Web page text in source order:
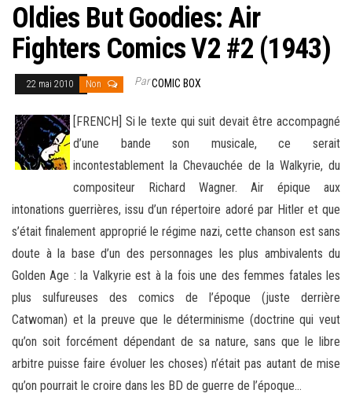
Oldies But Goodies: Air
Fighters Comics V2 #2 (1943)
22 mai 2010 Non ParCOMIC BOX
[FRENCH] Si le texte qui suit devait être accompagné
d’une bande son musicale, ce serait
incontestablement la Chevauchée de la Walkyrie, du
compositeur Richard Wagner. Air épique aux
intonations guerrières, issu d’un répertoire adoré parHitler et que
s’était finalement approprié le régime nazi, cette chanson est sans
doute à la base d’un des personnages les plus ambivalents du
Golden Age : la Valkyrie est à la fois une des femmes fatales les
plus sulfureuses des comics de l’époque (juste derrière
Catwoman) et la preuve que le déterminisme (doctrine qui veut
qu’on soit forcément dépendant de sa nature, sans que le libre
arbitre puisse faire évoluer les choses) n’était pas autant de mise
qu’on pourrait le croire dans les BD de guerre de l’époque…